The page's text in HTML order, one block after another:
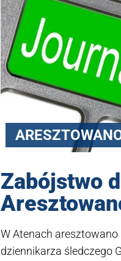
Zabójstwo
W Atenach
dziennikarza śledczego